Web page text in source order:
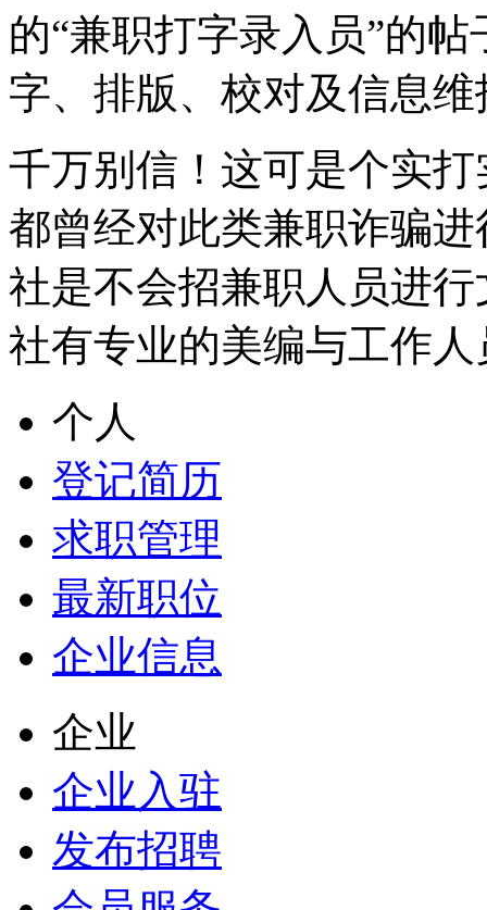
的“兼职打字录入员”的
字、排版、校对及信息维
千万别信！这可是个实
都曾经对此类兼职诈骗
社是不会招兼职人员进
社有专业的美编与工作
个人
登记简历
求职管理
最新职位
企业信息
企业
企业入驻
发布招聘